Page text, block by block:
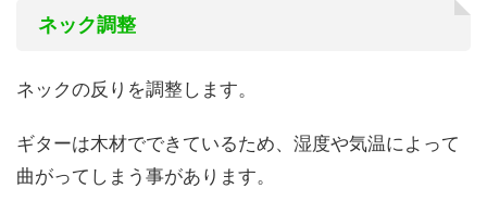
ネック調整
ネックの反りを調整します。
ギターは木材でできているため、湿度や気温によって
曲がってしまう事があります。